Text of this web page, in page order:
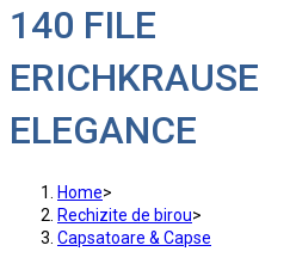
140 FILE
ERICHKRAUSE
ELEGANCE
Home>
Rechizite de birou>
Capsatoare & Capse